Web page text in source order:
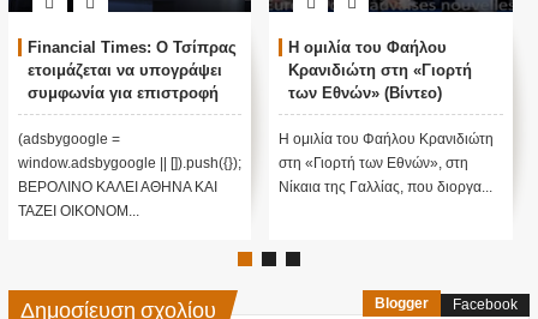
Financial Times: Ο Τσίπρας
ετοιμάζεται να υπογράψει
συμφωνία για επιστροφή
μεταναστών
(adsbygoogle =
window.adsbygoogle || []).push({});
ΒΕΡΟΛΙΝΟ ΚΑΛΕΙ ΑΘΗΝΑ ΚΑΙ
ΤΑΖΕΙ ΟΙΚΟΝΟΜ...
Η ομιλία του Φαήλου
Κρανιδιώτη στη «Γιορτή
των Εθνών» (Βίντεο)
H ομιλία του Φαήλου Κρανιδιώτη
στη «Γιορτή των Εθνών», στη
Νίκαια της Γαλλίας, που διοργα...
Δημοσίευση σχολίου Blogger Facebook